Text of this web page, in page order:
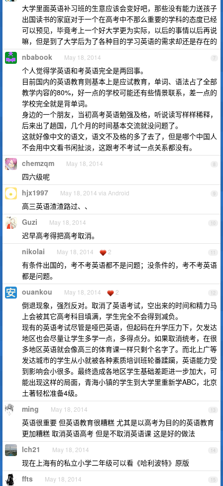
大学里面英语补习班的生意应该会变好吧，那些没有能力送孩子
出国读书的家庭对于一个在高考中不那么重要的学科的态度已经
可以预见，毕竟考上一个好大学更为实际，以后的事情以后再说
嘛，但是到了大学后为了各种目的学习英语的需求却还是存在的
7
nbabook May 18, 2014
个人觉得学英语和考英语完全是两回事。
目前国内的英语教育则基本上是应试教育，单词、语法占了全部
教学内容的80%，好一点的学校可能还有些情景联系，差一点的
学校完全就是背单词。
身边的一个朋友，当初高考英语勉强及格，听说读写样样稀释，
后来出了趟国，几个月的时间基本交流就没问题了。
这就好像中文的语文，语文不及格的多了去了，但是哪个中国人
不会用中文看书闲扯淡，这跟考不考试一点关系都没有。
8
chemzqm May 18, 2014
四六级呢
9
hjx1997 May 18, 2014 via Android
高三英语渣渣路过、、
10
Guzi May 18, 2014
迟早高考得把高考取消。
11
nikolai May 18, 2014 2
有条件出国的，考不考英语都不是问题；没条件的，考不考英语
都是问题。
12
ouankou May 18, 2014 2
倒退现象，强烈反对。取消了英语考试，空出来的时间和精力马
上会被其它高考科目填满，学生完全不会得到减负。
现有的英语考试尽管是哑巴英语，但起码在升学压力下，欠发达
地区也会尽量让学生多学一点，多得点分。如果取消统考，在很
多地区英语就会像高三的体育课一样只剩个名字了。而北上广等
发达城市的学生从小就被各种素质培训班轮番蹂躏，英语能力受
到影响会小很多。最终造成各地区学生基础差距进一步加大，可
能出现这样的局面，青海小镇的学生到大学里重新学ABC，北京
土著轻松准备4级。
13
ming May 18, 2014
英语很重要 但英语教育很糟糕 尤其是以高考为目的的英语教育
更加糟糕 取消英语高考 但是不取消英语课 这是好的做法
14
lch21 May 18, 2014
现在上海有的私立小学二年级可以看《哈利波特》原版
15
ffts May 18, 2014